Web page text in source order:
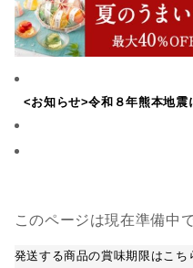
<お知らせ>令和８年熊本地
このページは現在準備中で
発送する商品の賞味期限はこち